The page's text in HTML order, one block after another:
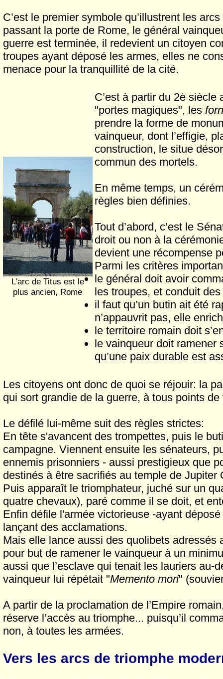
C’est le premier symbole qu’illustrent les
passant la porte de Rome, le général
guerre est terminée, il redevient un citoyen
troupes ayant déposé les armes, elles ne
menace pour la tranquillité de la cité.
L'arc de Titus est le
plus ancien, Rome
C’est à partir du 2è siècle
"portes magiques", les
prendre la forme de
vainqueur, dont l’effigie,
construction, le situe
commun des mortels.
En même temps, un
règles bien définies.
Tout d’abord, c’est le
droit ou non à la
devient une récompense
Parmi les critères
le général doit avoir
les troupes, et conduit
il faut qu’un butin ait été
n’appauvrit pas, elle
le territoire romain doit
le vainqueur doit ramener
qu’une paix durable est
Les citoyens ont donc de quoi se réjouir: la
qui sort grandie de la guerre, à tous points de
Le défilé lui-même suit des règles strictes:
En tête s'avancent des trompettes, puis le
campagne. Viennent ensuite les sénateurs,
ennemis prisonniers - aussi prestigieux que
destinés à être sacrifiés au temple de Jupiter
Puis apparaît le triomphateur, juché sur un
quatre chevaux), paré comme il se doit, et
Enfin défile l'armée victorieuse -ayant
lançant des acclamations.
Mais elle lance aussi des quolibets adressés
pour but de ramener le vainqueur à un
aussi que l’esclave qui tenait les lauriers au-
vainqueur lui répétait "Memento mori"
A partir de la proclamation de l’Empire
réserve l’accès au triomphe... puisqu’il
non, à toutes les armées.
Vers les arcs de triomphe